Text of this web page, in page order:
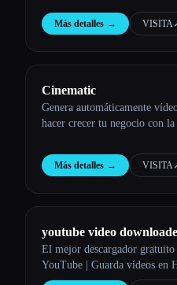
Más detalles → VISITA
Cinematic
Genera automáticamente
hacer crecer tu negocio con
Más detalles → VISITA
youtube video
El mejor descargador gratuito
YouTube | Guarda vídeos en